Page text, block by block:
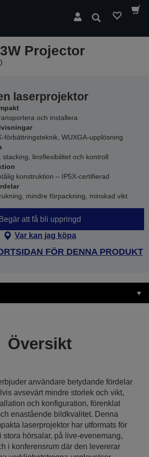
Sök
Projector
laserprojektor
och installera
förbättringsteknik, WUXGA-upplösning
stacking, linsflexibilitet och kontroll
konstruktion – IP5X-certifierad
mindre förpackning, minskad vikt
Begär att få bli uppringd
Var kan jag köpa
FÖR DENNA PRODUKT
Översikt
användare betydande fördelar
avsevärt mindre storlek och vikt,
och konfiguration, förenklat
enastående bildkvalitet. Denna
laserprojektor har utformats för
stora hörsalar, på live-evenemang,
i konferensrum där den levererar